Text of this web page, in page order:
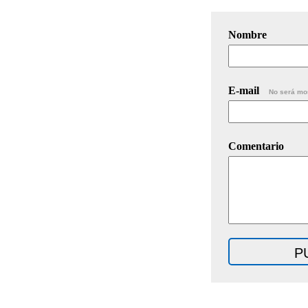
Nombre
E-mail No será
Comentario